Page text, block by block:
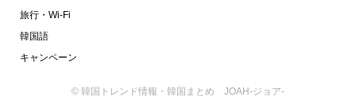
旅行・Wi-Fi
韓国語
キャンペーン
© 韓国トレンド情報・韓国まとめ JOAH-ジョア-